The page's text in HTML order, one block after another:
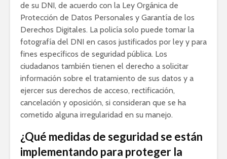
de su DNI, de acuerdo con la Ley Orgánica de
Protección de Datos Personales y Garantía de los
Derechos Digitales. La policía solo puede tomar la
fotografía del DNI en casos justificados por ley y para
fines específicos de seguridad pública. Los
ciudadanos también tienen el derecho a solicitar
información sobre el tratamiento de sus datos y a
ejercer sus derechos de acceso, rectificación,
cancelación y oposición, si consideran que se ha
cometido alguna irregularidad en su manejo.
¿Qué medidas de seguridad se están
implementando para proteger la